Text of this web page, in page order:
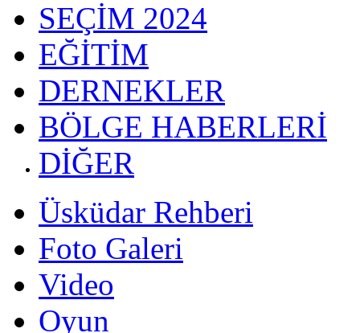
SEÇİM 2024
EĞİTİM
DERNEKLER
BÖLGE HABERLERİ
DİĞER
Üsküdar Rehberi
Foto Galeri
Video
Oyun